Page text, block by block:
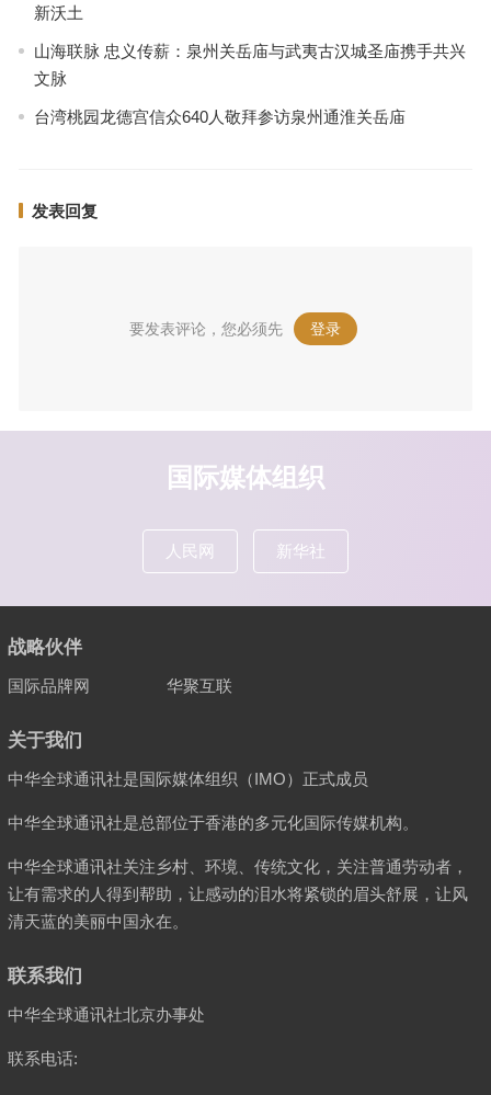
新沃土
山海联脉 忠义传薪：泉州关岳庙与武夷古汉城圣庙携手共兴
文脉
台湾桃园龙德宫信众640人敬拜参访泉州通淮关岳庙
发表回复
要发表评论，您必须先 登录 。
国际媒体组织
人民网 新华社
战略伙伴
国际品牌网 华聚互联
关于我们
中华全球通讯社是国际媒体组织（IMO）正式成员
中华全球通讯社是总部位于香港的多元化国际传媒机构。
中华全球通讯社关注乡村、环境、传统文化，关注普通劳动者，
让有需求的人得到帮助，让感动的泪水将紧锁的眉头舒展，让风
清天蓝的美丽中国永在。
联系我们
中华全球通讯社北京办事处
联系电话: